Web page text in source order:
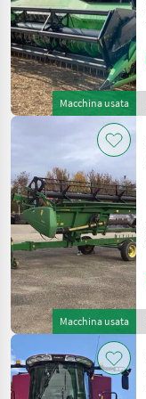
Macchina usata
Macchina usata